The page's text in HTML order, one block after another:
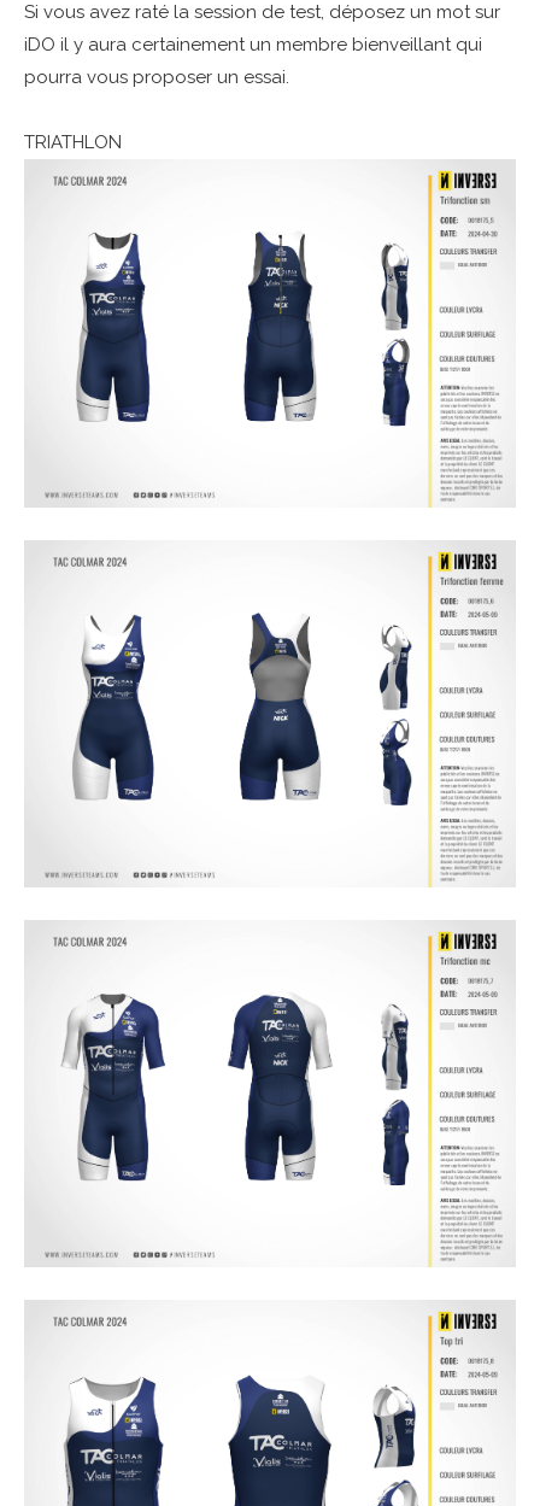
Si vous avez raté la session de test, déposez un mot sur
iDO il y aura certainement un membre bienveillant qui
pourra vous proposer un essai.
TRIATHLON